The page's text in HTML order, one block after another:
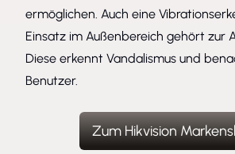
ermöglichen. Auch eine
Einsatz im Außenbereich gehört zur
Diese erkennt Vandalismus und
Benutzer.
Zum Hikvision